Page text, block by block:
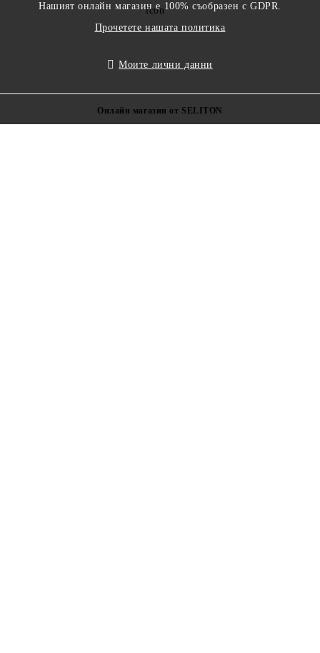
Нашият онлайн магазин е 100% съобразен с GDPR.
Прочетете нашата политика
Моите лични данни
Онлайн магазин от SELITON